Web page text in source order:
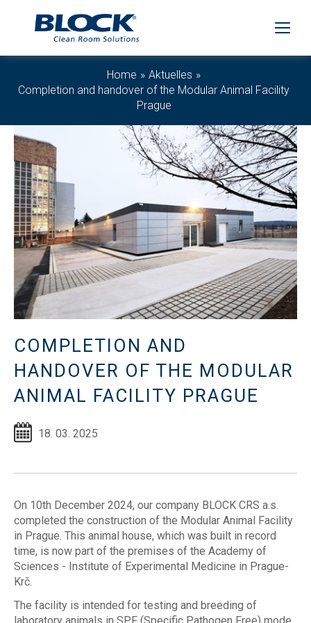
Home
Aktuelles
Completion and handover of the Modular Animal Facility
Prague
COMPLETION AND
HANDOVER OF THE MODULAR
ANIMAL FACILITY PRAGUE
18. 03. 2025
On 10th December 2024, our company BLOCK CRS a.s.
completed the construction of the Modular Animal Facility
in Prague. This animal house, which was built in record
time, is now part of the premises of the Academy of
Sciences - Institute of Experimental Medicine in Prague-
Krč.
The facility is intended for testing and breeding of